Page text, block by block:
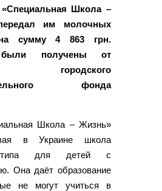
«Специальная Школа –
им молочных
на сумму 4 863 грн.
получены от
городского
фонда
Школа – Жизнь»
в Украине школа
типа для детей с
Она даёт образование
не могут учиться в